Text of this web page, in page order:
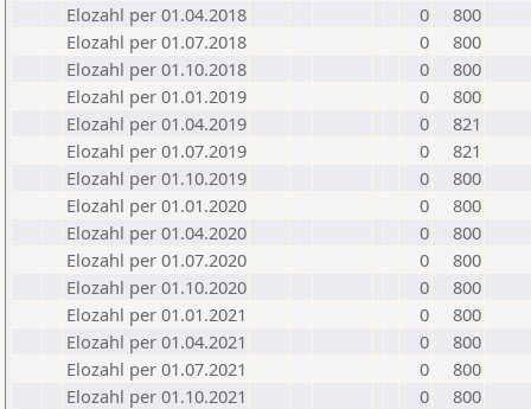
Elozahl per 01.04.2018
0
800
Elozahl per 01.07.2018
0
800
Elozahl per 01.10.2018
0
800
Elozahl per 01.01.2019
0
800
Elozahl per 01.04.2019
0
821
Elozahl per 01.07.2019
0
821
Elozahl per 01.10.2019
0
800
Elozahl per 01.01.2020
0
800
Elozahl per 01.04.2020
0
800
Elozahl per 01.07.2020
0
800
Elozahl per 01.10.2020
0
800
Elozahl per 01.01.2021
0
800
Elozahl per 01.04.2021
0
800
Elozahl per 01.07.2021
0
800
Elozahl per 01.10.2021
0
800